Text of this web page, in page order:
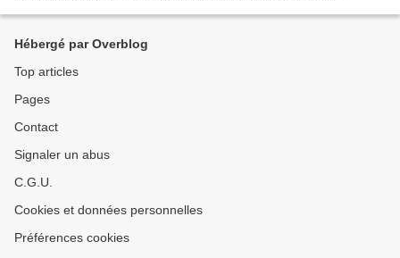
Hébergé par Overblog
Top articles
Pages
Contact
Signaler un abus
C.G.U.
Cookies et données personnelles
Préférences cookies